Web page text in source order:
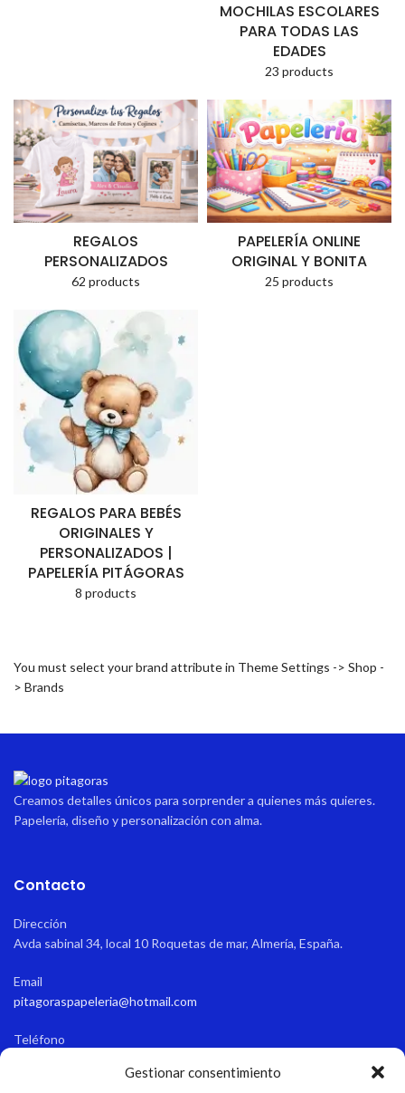
Gestionar consentimiento
MOCHILAS ESCOLARES
PARA TODAS LAS
EDADES
23 products
REGALOS
PERSONALIZADOS
62 products
PAPELERÍA ONLINE
ORIGINAL Y BONITA
25 products
REGALOS PARA BEBÉS
ORIGINALES Y
PERSONALIZADOS |
PAPELERÍA PITÁGORAS
8 products
You must select your brand attribute in Theme Settings -> Shop -
> Brands
Creamos detalles únicos para sorprender a quienes más quieres.
Papelería, diseño y personalización con alma.
Contacto
Dirección
Avda sabinal 34, local 10 Roquetas de mar, Almería, España.
Email
pitagoraspapeleria@hotmail.com
Teléfono